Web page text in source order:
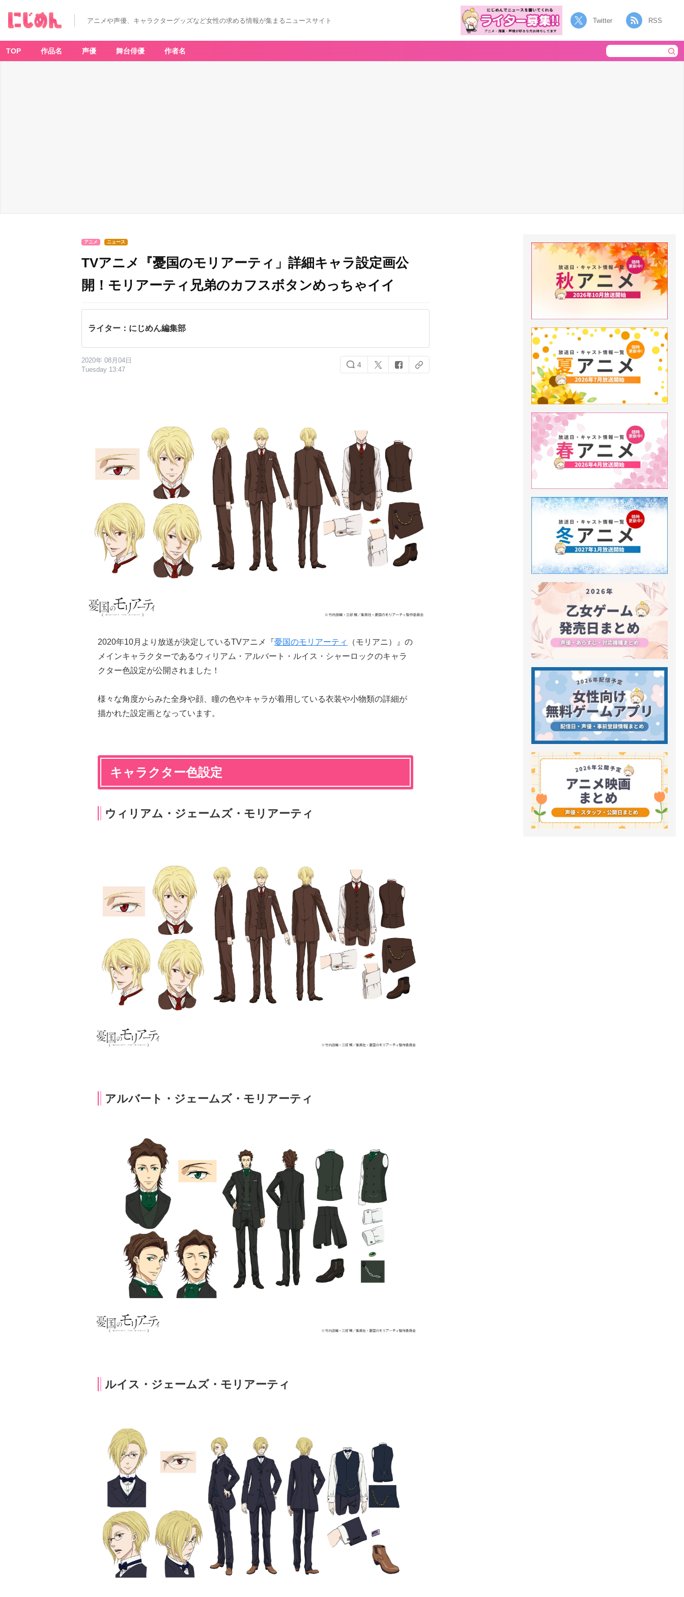
アニメや声優、キャラクターグッズなど女性の求める情報が集まるニュースサイト Twitter RSS
TOP 作品名 声優 舞台俳優 作者名
アニメ ニュース
TVアニメ『憂国のモリアーティ」詳細キャラ設定画公
開！モリアーティ兄弟のカフスボタンめっちゃイイ
ライター：にじめん編集部
2020年 08月04日
Tuesday 13:47
4
2020年10月より放送が決定しているTVアニメ『憂国のモリアーティ
（モリアニ）』の
メインキャラクターであるウィリアム・アルバート・ルイス・シャーロックのキャラ
クター色設定が公開されました！
様々な角度からみた全身や顔、瞳の色やキャラが着用している衣装や小物類の詳細が
描かれた設定画となっています。
キャラクター色設定
ウィリアム・ジェームズ・モリアーティ
アルバート・ジェームズ・モリアーティ
ルイス・ジェームズ・モリアーティ